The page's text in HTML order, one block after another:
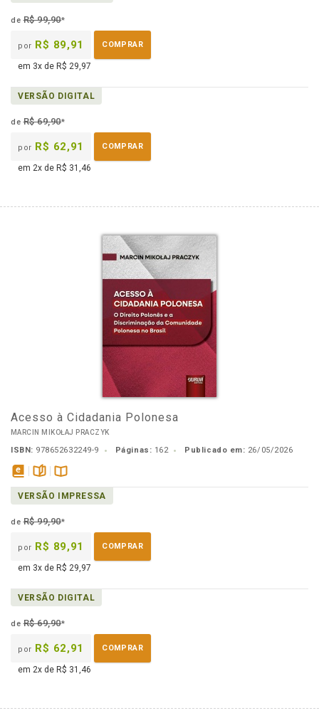
deR$ 99,90*
por R$ 89,91 COMPRAR
em 3x de R$ 29,97
VERSÃO DIGITAL
deR$ 69,90*
por R$ 62,91 COMPRAR
em 2x de R$ 31,46
Acesso à Cidadania Polonesa
MARCIN MIKOŁAJ PRACZYK
ISBN: 978652632249-9 Páginas: 162 Publicado em: 26/05/2026
disponível
em
páginasDisponível
na
VERSÃO IMPRESSA
deR$ 99,90*
por R$ 89,91 COMPRAR
em 3x de R$ 29,97
VERSÃO DIGITAL
deR$ 69,90*
por R$ 62,91 COMPRAR
em 2x de R$ 31,46